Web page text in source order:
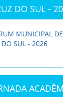
DO SUL -
MUNICIPAL
SUL - 2026